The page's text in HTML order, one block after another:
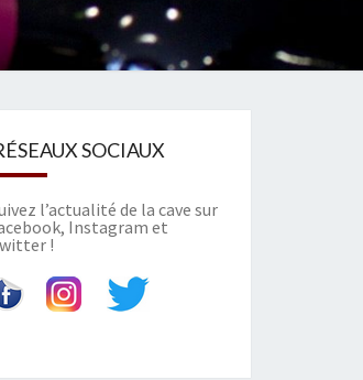
SOCIAUX
l’actualité de la cave sur
, Instagram et
!